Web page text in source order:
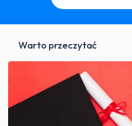
Warto przeczytać